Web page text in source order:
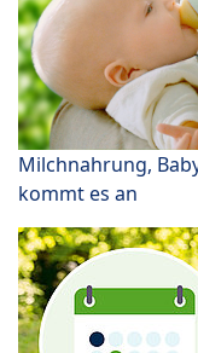
Milchnahrung,
kommt es an